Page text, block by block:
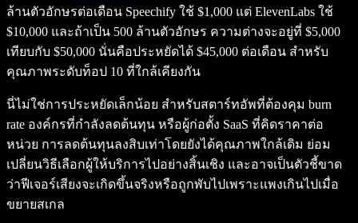
ล้านตัวอักษรต่อเดือน Speechify ใช้ $1,000 แต่ ElevenLabs ใช้
$10,000 และถ้าเป็น 500 ล้านตัวอักษร ความต่างจะอยู่ที่ $5,000
เทียบกับ $50,000 นั่นคือประหยัดได้ $45,000 ต่อเดือน สำหรับ
คุณภาพระดับท็อป 10 ที่ใกล้เคียงกัน
นี่ไม่ใช่การประหยัดเล็กน้อย สำหรับสตาร์ทอัพที่ต้องคุม burn
rate องค์กรที่กำลังลดต้นทุน หรือผู้ก่อตั้ง SaaS ที่คิดราคาต่อ
หน่วย การลดต้นทุนลงสิบเท่าโดยยังได้คุณภาพใกล้เดิม ย่อม
เปลี่ยนวิธีเลือกผู้ให้บริการไปอย่างสิ้นเชิง และอาจเป็นตัวชี้ขาด
ว่าฟีเจอร์เสียงจะเกิดขึ้นจริงหรือถูกพับไปเพราะแพงเกินไปเมื่อ
ขยายสเกล